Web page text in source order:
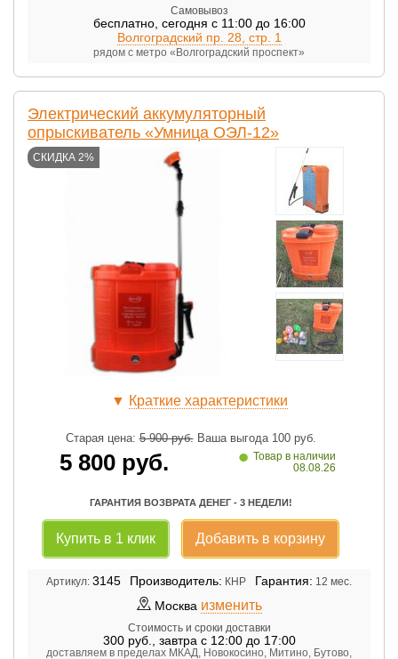
Самовывоз
бесплатно, сегодня с 11:00 до 16:00
Волгоградский пр. 28, стр. 1
рядом с метро «Волгоградский проспект»
Электрический аккумуляторный
опрыскиватель «Умница ОЭЛ-12»
СКИДКА 2%
▼ Краткие характеристики
Старая цена:5 900руб. Ваша выгода100руб.
5 800руб. • Товар в наличии
08.08.26
ГАРАНТИЯ ВОЗВРАТА ДЕНЕГ - 3 НЕДЕЛИ!
Купить в 1 клик Добавить в корзину
Артикул: 3145 Производитель: КНР Гарантия: 12 мес.
Москва изменить
Стоимость и сроки доставки
300руб. завтра с 12:00 до 17:00
доставляем в пределах МКАД, Новокосино, Митино, Бутово,